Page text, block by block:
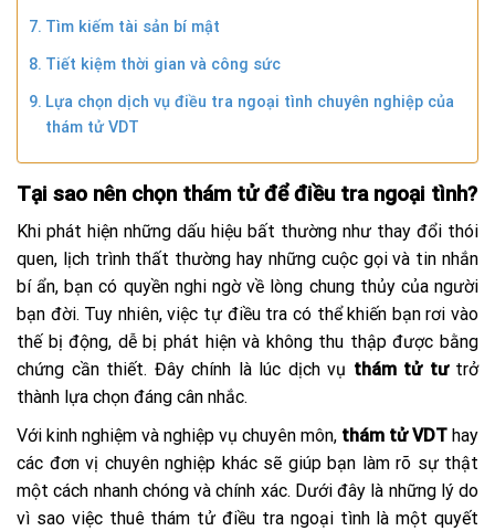
Tìm kiếm tài sản bí mật
Tiết kiệm thời gian và công sức
Lựa chọn dịch vụ điều tra ngoại tình chuyên nghiệp của
thám tử VDT
Tại sao nên chọn thám tử để điều tra ngoại tình?
Khi phát hiện những dấu hiệu bất thường như thay đổi thói
quen, lịch trình thất thường hay những cuộc gọi và tin nhắn
bí ẩn, bạn có quyền nghi ngờ về lòng chung thủy của người
bạn đời. Tuy nhiên, việc tự điều tra có thể khiến bạn rơi vào
thế bị động, dễ bị phát hiện và không thu thập được bằng
chứng cần thiết. Đây chính là lúc dịch vụ thám tử tưtrở
thành lựa chọn đáng cân nhắc.
Với kinh nghiệm và nghiệp vụ chuyên môn, thám tử VDT hay
các đơn vị chuyên nghiệp khác sẽ giúp bạn làm rõ sự thật
một cách nhanh chóng và chính xác. Dưới đây là những lý do
vì sao việc thuê thám tử điều tra ngoại tình là một quyết